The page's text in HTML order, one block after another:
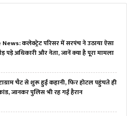
कलेक्ट्रेट परिसर में सरपंच ने उठाया ऐसा
अधिकारी और नेता, जानें क्या है पूरा मामला
चैट से शुरू हुई कहानी, फिर होटल पहुंचते ही
जानकर पुलिस भी रह गई हैरान